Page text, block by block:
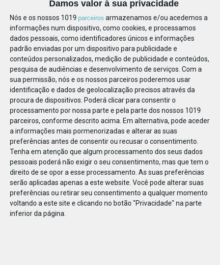
Damos valor à sua privacidade
Nós e os nossos 1019 parceiros armazenamos e/ou acedemos a
informações num dispositivo, como cookies, e processamos
dados pessoais, como identificadores únicos e informações
padrão enviadas por um dispositivo para publicidade e
conteúdos personalizados, medição de publicidade e conteúdos,
pesquisa de audiências e desenvolvimento de serviços. Com a
sua permissão, nós e os nossos parceiros poderemos usar
identificação e dados de geolocalização precisos através da
procura de dispositivos. Poderá clicar para consentir o
processamento por nossa parte e pela parte dos nossos 1019
parceiros, conforme descrito acima. Em alternativa, pode aceder
a informações mais pormenorizadas e alterar as suas
preferências antes de consentir ou recusar o consentimento.
Tenha em atenção que algum processamento dos seus dados
pessoais poderá não exigir o seu consentimento, mas que tem o
direito de se opor a esse processamento. As suas preferências
serão aplicadas apenas a este website. Você pode alterar suas
preferências ou retirar seu consentimento a qualquer momento
voltando a este site e clicando no botão "Privacidade" na parte
inferior da página.
119102